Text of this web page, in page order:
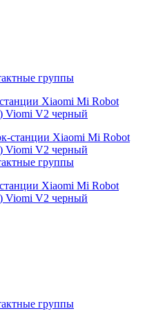
группы
Xiaomi Mi Robot
Viomi V2 черный
группы
Xiaomi Mi Robot
Viomi V2 черный
группы